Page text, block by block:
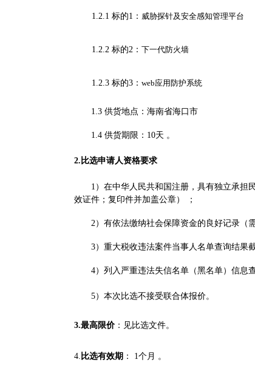
1.2.1 标的1： 威胁探针及安全感知管理平台
1.2.2 标的2： 下一代防火墙
1.2.3 标的3： web应用防护系统
1.3 供货地点：海南省海口市
1.4 供货期限 ： 10天 。
2. 比选申请人资格要求
1）在中华人民共和国注册，具有独立承担
效证件；复印件并加盖公章） ；
2）有依法缴纳社会保障资金的良好记录（
3）重大税收违法案件当事人名单查询结果
4）列入严重违法失信名单（黑名单）信息
5） 本次比选不接受联合体报价。
3.最高限价： 见比选文件。
4. 比选有效期 ： 1个月 。